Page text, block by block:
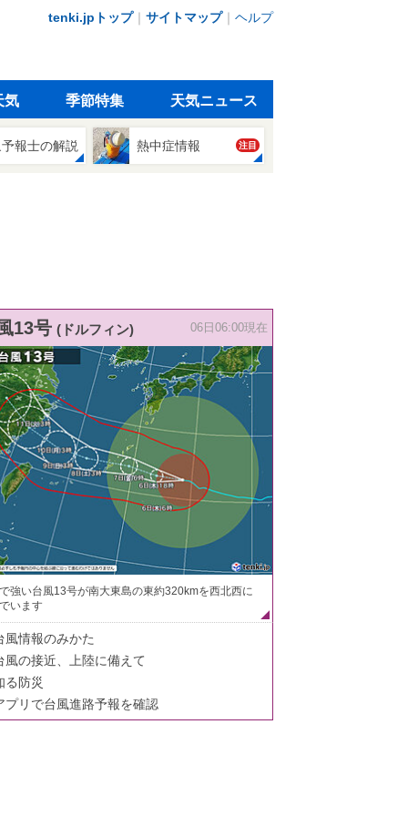
tenki.jpトップ｜ サイトマップ｜ ヘルプ
気 季節特集 天気ニュース
報士の解説 熱中症情報 注目
13号 (ドルフィン) 06日06:00現在
強い台風13号が南大東島の東約320kmを西北西に
います
風情報のみかた
風の接近、上陸に備えて
る防災
プリで台風進路予報を確認